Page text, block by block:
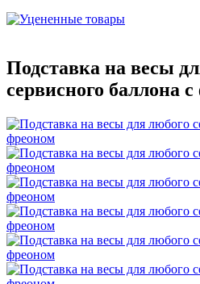
Подставка на весы
сервисного баллона